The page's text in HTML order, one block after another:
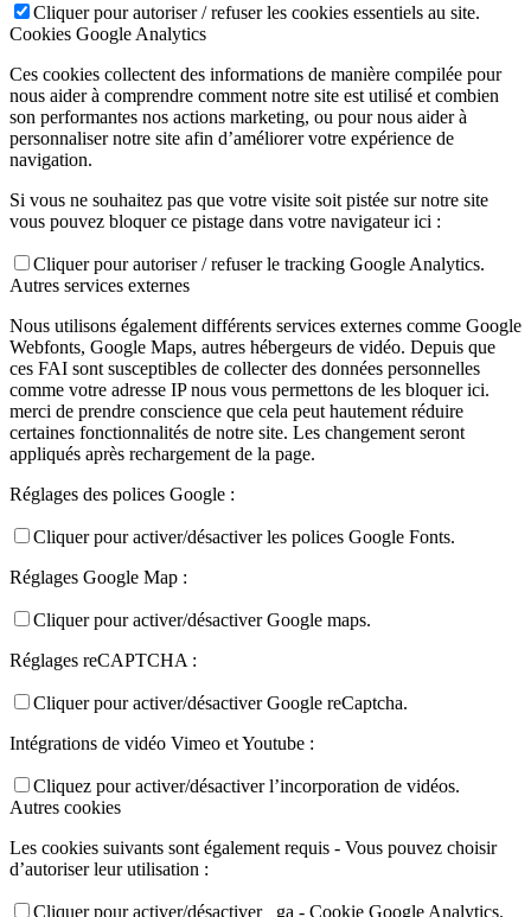
Cliquer pour autoriser / refuser les cookies essentiels au site.
Cookies Google Analytics
Ces cookies collectent des informations de manière compilée pour
nous aider à comprendre comment notre site est utilisé et combien
son performantes nos actions marketing, ou pour nous aider à
personnaliser notre site afin d’améliorer votre expérience de
navigation.
Si vous ne souhaitez pas que votre visite soit pistée sur notre site
vous pouvez bloquer ce pistage dans votre navigateur ici :
Cliquer pour autoriser / refuser le tracking Google Analytics.
Autres services externes
Nous utilisons également différents services externes comme Google
Webfonts, Google Maps, autres hébergeurs de vidéo. Depuis que
ces FAI sont susceptibles de collecter des données personnelles
comme votre adresse IP nous vous permettons de les bloquer ici.
merci de prendre conscience que cela peut hautement réduire
certaines fonctionnalités de notre site. Les changement seront
appliqués après rechargement de la page.
Réglages des polices Google :
Cliquer pour activer/désactiver les polices Google Fonts.
Réglages Google Map :
Cliquer pour activer/désactiver Google maps.
Réglages reCAPTCHA :
Cliquer pour activer/désactiver Google reCaptcha.
Intégrations de vidéo Vimeo et Youtube :
Cliquez pour activer/désactiver l’incorporation de vidéos.
Autres cookies
Les cookies suivants sont également requis - Vous pouvez choisir
d’autoriser leur utilisation :
Cliquer pour activer/désactiver _ga - Cookie Google Analytics.